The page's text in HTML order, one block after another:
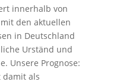
innerhalb von
den aktuellen
in Deutschland
Urständ und
Unsere Prognose:
damit als